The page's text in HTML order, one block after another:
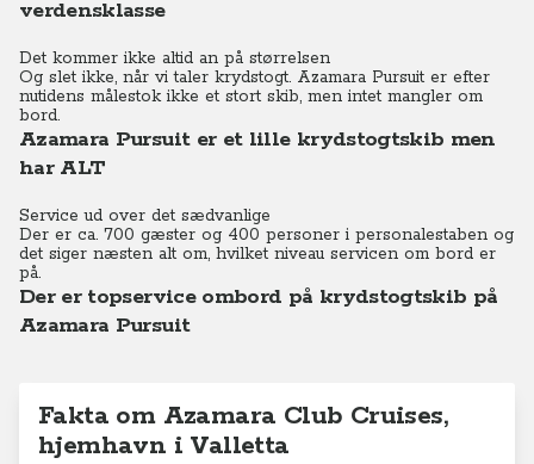
verdensklasse
Det kommer ikke altid an på størrelsen
Og slet ikke, når vi taler krydstogt. Azamara Pursuit er efter
nutidens målestok ikke et stort skib, men intet mangler om
bord.
Azamara Pursuit er et lille krydstogtskib men
har ALT
Service ud over det sædvanlige
Der er ca. 700 gæster og 400 personer i personalestaben og
det siger næsten alt om, hvilket niveau servicen om bord er
på.
Der er topservice ombord på krydstogtskib på
Azamara Pursuit
Fakta om Azamara Club Cruises,
hjemhavn i Valletta